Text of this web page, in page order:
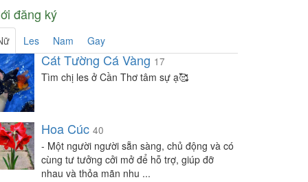
-Chat
nam
Lão-
Chat
Miuuuu- Chat
-Chat
Hoàng Hôn
Không Tên -Chat
vẫn còn xanh như anh còn có em -Chat
-Chat
đăng ký
Les Nam Gay
Cát Tường Cá Vàng 17
Tìm chị les ở Cần Thơ tâm sự ạ🥰
Hoa Cúc 40
- Một người người sẵn sàng, chủ động và có
cùng tư tưởng cởi mở để hỗ trợ, giúp đỡ
nhau và thỏa mãn nhu ...